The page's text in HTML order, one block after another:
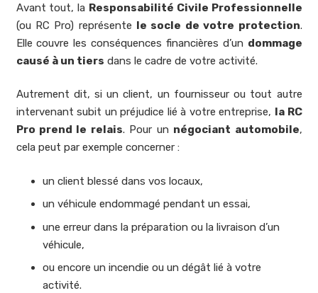
Avant tout, la Responsabilité Civile Professionnelle
(ou RC Pro) représente le socle de votre protection.
Elle couvre les conséquences financières d’un dommage
causé à un tiers dans le cadre de votre activité.
Autrement dit, si un client, un fournisseur ou tout autre
intervenant subit un préjudice lié à votre entreprise, la RC
Pro prend le relais. Pour un négociant automobile,
cela peut par exemple concerner :
un client blessé dans vos locaux,
un véhicule endommagé pendant un essai,
une erreur dans la préparation ou la livraison d’un
véhicule,
ou encore un incendie ou un dégât lié à votre
activité.